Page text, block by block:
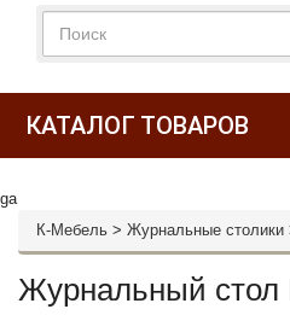
КАТАЛОГ ТОВАРОВ
ga
К-Мебель > Журнальные столики
Журнальный стол